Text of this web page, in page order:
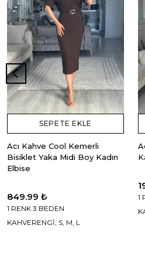
SEPETE EKLE
Acı Kahve Cool Kemerli
Bisiklet Yaka Midi Boy Kadın
Elbise
849.99 ₺
1 RENK 3 BEDEN
KAHVERENGİ, S, M, L
1